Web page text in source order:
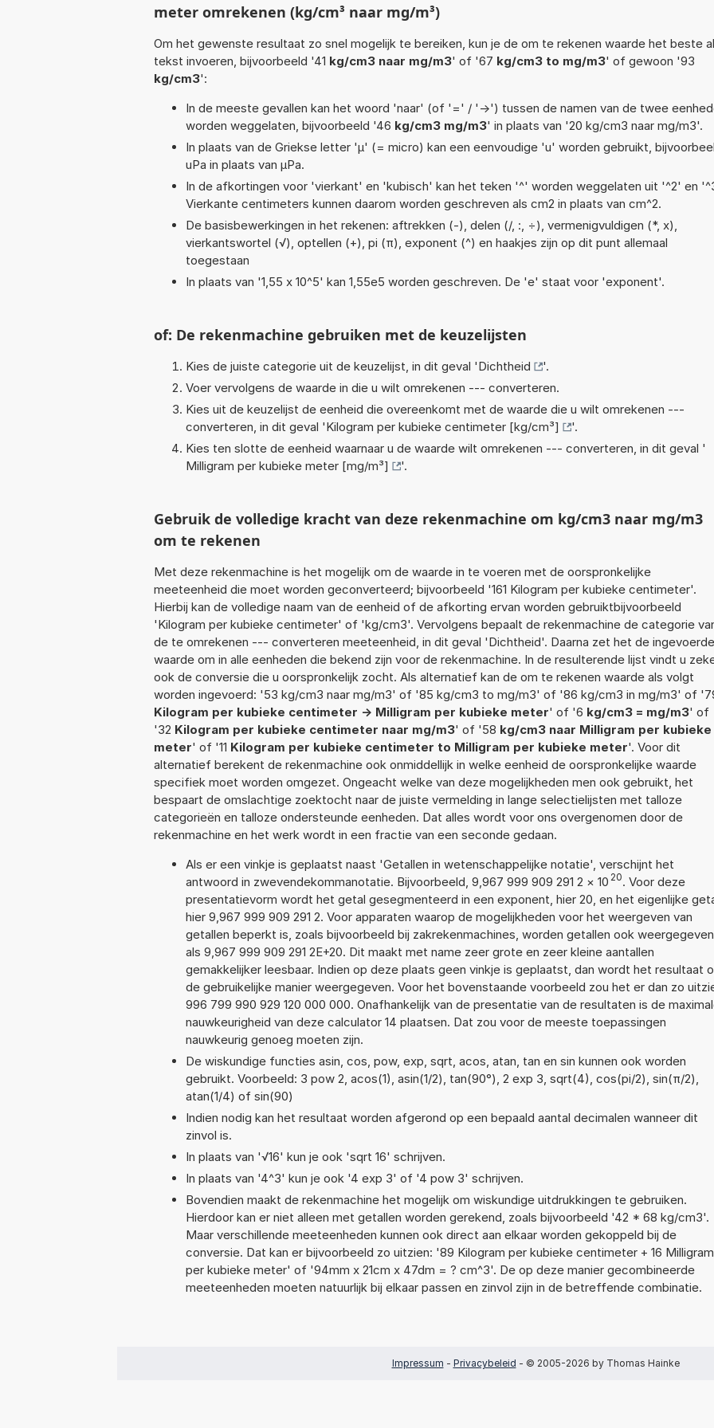
meter omrekenen (kg/cm³ naar mg/m³)
Om het gewenste resultaat zo snel mogelijk te bereiken, kun je de om te rekenen waarde het beste
tekst invoeren, bijvoorbeeld '41 kg/cm3 naar mg/m3' of '67 kg/cm3 to mg/m3' of gewoon '93
kg/cm3':
In de meeste gevallen kan het woord 'naar' (of '=' / '->') tussen de namen van de twee
worden weggelaten, bijvoorbeeld '46 kg/cm3 mg/m3' in plaats van '20 kg/cm3 naar mg/m3'.
In plaats van de Griekse letter 'µ' (= micro) kan een eenvoudige 'u' worden gebruikt,
uPa in plaats van µPa.
In de afkortingen voor 'vierkant' en 'kubisch' kan het teken '^' worden weggelaten uit '^2' en
Vierkante centimeters kunnen daarom worden geschreven als cm2 in plaats van cm^2.
De basisbewerkingen in het rekenen: aftrekken (-), delen (/, :, ÷), vermenigvuldigen (*, x),
vierkantswortel (√), optellen (+), pi (π), exponent (^) en haakjes zijn op dit punt allemaal
toegestaan
In plaats van '1,55 x 10^5' kan 1,55e5 worden geschreven. De 'e' staat voor 'exponent'.
of: De rekenmachine gebruiken met de keuzelijsten
Kies de juiste categorie uit de keuzelijst, in dit geval 'Dichtheid
'.
Voer vervolgens de waarde in die u wilt omrekenen --- converteren.
Kies uit de keuzelijst de eenheid die overeenkomt met de waarde die u wilt omrekenen ---
converteren, in dit geval 'Kilogram per kubieke centimeter [kg/cm³]
'.
Kies ten slotte de eenheid waarnaar u de waarde wilt omrekenen --- converteren, in dit geval '
Milligram per kubieke meter [mg/m³]
'.
Gebruik de volledige kracht van deze rekenmachine om kg/cm3 naar mg/m3
om te rekenen
Met deze rekenmachine is het mogelijk om de waarde in te voeren met de oorspronkelijke
meeteenheid die moet worden geconverteerd; bijvoorbeeld '161 Kilogram per kubieke centimeter'.
Hierbij kan de volledige naam van de eenheid of de afkorting ervan worden gebruiktbijvoorbeeld
'Kilogram per kubieke centimeter' of 'kg/cm3'. Vervolgens bepaalt de rekenmachine de categorie
de te omrekenen --- converteren meeteenheid, in dit geval 'Dichtheid'. Daarna zet het de ingevoerde
waarde om in alle eenheden die bekend zijn voor de rekenmachine. In de resulterende lijst vindt u
ook de conversie die u oorspronkelijk zocht. Als alternatief kan de om te rekenen waarde als volgt
worden ingevoerd: '53 kg/cm3 naar mg/m3' of '85 kg/cm3 to mg/m3' of '86 kg/cm3 in mg/m3' of
Kilogram per kubieke centimeter -> Milligram per kubieke meter' of '6 kg/cm3 = mg/m3' of
'32 Kilogram per kubieke centimeter naar mg/m3' of '58 kg/cm3 naar Milligram per kubieke
meter' of '11 Kilogram per kubieke centimeter to Milligram per kubieke meter'. Voor dit
alternatief berekent de rekenmachine ook onmiddellijk in welke eenheid de oorspronkelijke waarde
specifiek moet worden omgezet. Ongeacht welke van deze mogelijkheden men ook gebruikt, het
bespaart de omslachtige zoektocht naar de juiste vermelding in lange selectielijsten met talloze
categorieën en talloze ondersteunde eenheden. Dat alles wordt voor ons overgenomen door de
rekenmachine en het werk wordt in een fractie van een seconde gedaan.
Als er een vinkje is geplaatst naast 'Getallen in wetenschappelijke notatie', verschijnt het
antwoord in zwevendekommanotatie. Bijvoorbeeld, 9,967 999 909 291 2 × 10 20. Voor deze
presentatievorm wordt het getal gesegmenteerd in een exponent, hier 20, en het eigenlijke
hier 9,967 999 909 291 2. Voor apparaten waarop de mogelijkheden voor het weergeven van
getallen beperkt is, zoals bijvoorbeeld bij zakrekenmachines, worden getallen ook weergegeven
als 9,967 999 909 291 2E+20. Dit maakt met name zeer grote en zeer kleine aantallen
gemakkelijker leesbaar. Indien op deze plaats geen vinkje is geplaatst, dan wordt het resultaat
de gebruikelijke manier weergegeven. Voor het bovenstaande voorbeeld zou het er dan zo
996 799 990 929 120 000 000. Onafhankelijk van de presentatie van de resultaten is de
nauwkeurigheid van deze calculator 14 plaatsen. Dat zou voor de meeste toepassingen
nauwkeurig genoeg moeten zijn.
De wiskundige functies asin, cos, pow, exp, sqrt, acos, atan, tan en sin kunnen ook worden
gebruikt. Voorbeeld: 3 pow 2, acos(1), asin(1/2), tan(90°), 2 exp 3, sqrt(4), cos(pi/2), sin(π/2),
atan(1/4) of sin(90)
Indien nodig kan het resultaat worden afgerond op een bepaald aantal decimalen wanneer dit
zinvol is.
In plaats van '√16' kun je ook 'sqrt 16' schrijven.
In plaats van '4^3' kun je ook '4 exp 3' of '4 pow 3' schrijven.
Bovendien maakt de rekenmachine het mogelijk om wiskundige uitdrukkingen te gebruiken.
Hierdoor kan er niet alleen met getallen worden gerekend, zoals bijvoorbeeld '42 * 68 kg/cm3'.
Maar verschillende meeteenheden kunnen ook direct aan elkaar worden gekoppeld bij de
conversie. Dat kan er bijvoorbeeld zo uitzien: '89 Kilogram per kubieke centimeter + 16 Milligram
per kubieke meter' of '94mm x 21cm x 47dm = ? cm^3'. De op deze manier gecombineerde
meeteenheden moeten natuurlijk bij elkaar passen en zinvol zijn in de betreffende combinatie.
Impressum - Privacybeleid - © 2005-2026 by Thomas Hainke